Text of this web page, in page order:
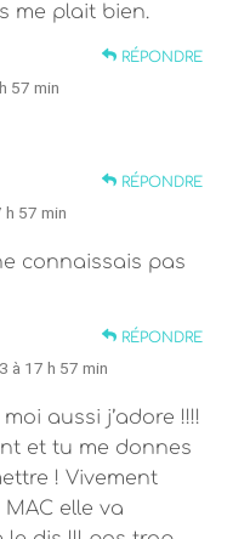
me plait bien.
RÉPONDRE
57 min
RÉPONDRE
h 57 min
connaissais pas
RÉPONDRE
à 17 h 57 min
aussi j’adore !!!!
et tu me donnes
! Vivement
elle va